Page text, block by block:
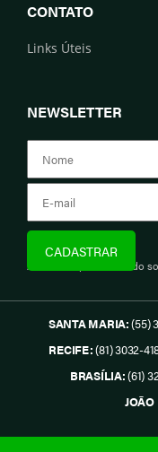
CONTATO
Links Úteis
NEWSLETTER
Assine e fique informado
SANTA MARIA:(55)
RECIFE:(81) 3032-
BRASÍLIA:(61)
JOÃO